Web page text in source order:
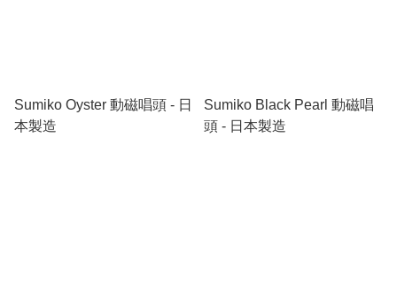
Sumiko Oyster 動磁唱頭 - 日
本製造
Sumiko Black Pearl 動磁唱
頭 - 日本製造